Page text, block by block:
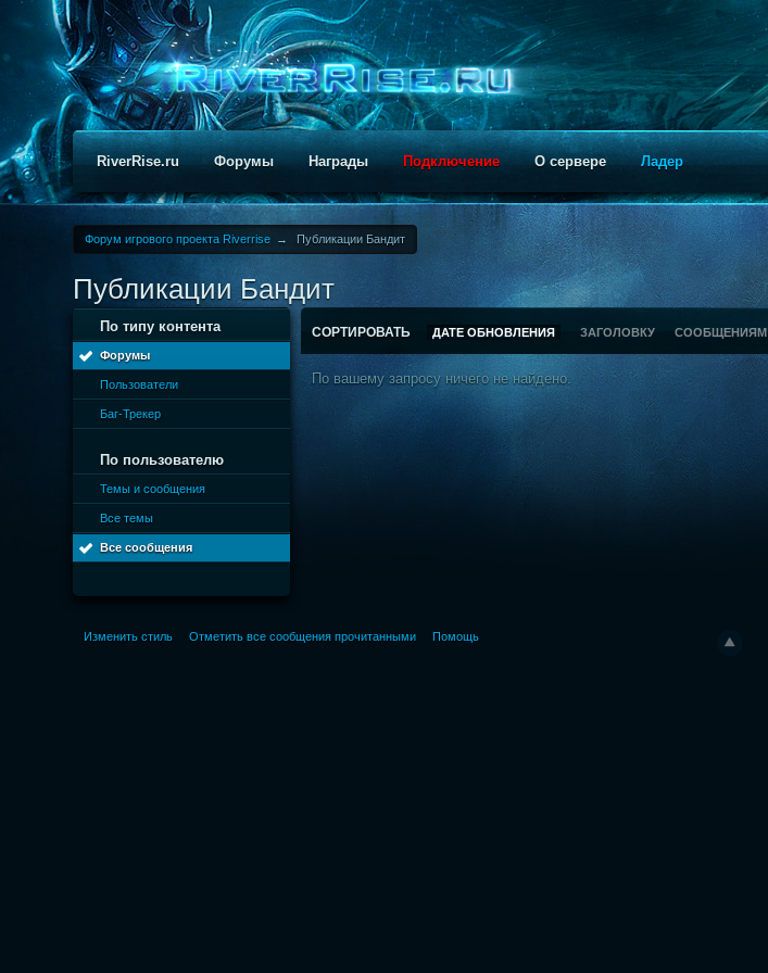
RiverRise.ru Форумы Награды Подключение О сервере Ладер
Форум игрового проекта Riverrise → Публикации Бандит
Публикации Бандит
По типу контента
Форумы
Пользователи
Баг-Трекер
По пользователю
Темы и сообщения
Все темы
Все сообщения
СОРТИРОВАТЬ ДАТЕ ОБНОВЛЕНИЯ ЗАГОЛОВКУ СООБЩЕНИЯМ
По вашему запросу ничего не найдено.
Изменить стиль Отметить все сообщения прочитанными Помощь